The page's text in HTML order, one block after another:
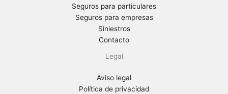
Seguros para particulares
Seguros para empresas
Siniestros
Contacto
Legal
Aviso legal
Política de privacidad